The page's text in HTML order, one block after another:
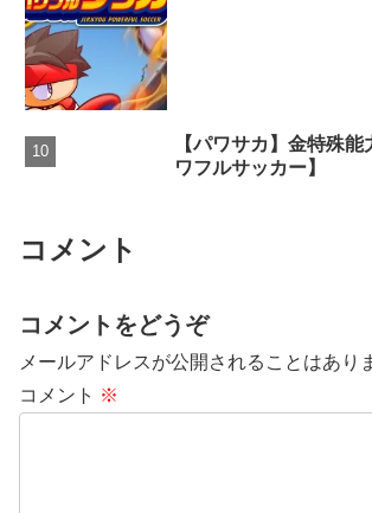
【パワサカ】金特殊
ワフルサッカー】
コメント
コメントをどうぞ
メールアドレスが公開されることはあり
コメント ※